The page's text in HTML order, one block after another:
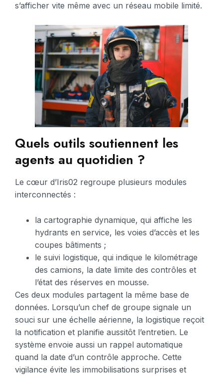
s’afficher vite même avec un réseau mobile limité.
Quels outils soutiennent les
agents au quotidien ?
Le cœur d’Iris02 regroupe plusieurs modules
interconnectés :
la cartographie dynamique, qui affiche les
hydrants en service, les voies d’accès et les
coupes bâtiments ;
le suivi logistique, qui indique le kilométrage
des camions, la date limite des contrôles et
l’état des réserves en mousse.
Ces deux modules partagent la même base de
données. Lorsqu’un chef de groupe signale un
souci sur une échelle aérienne, la logistique reçoit
la notification et planifie aussitôt l’entretien. Le
système envoie aussi un rappel automatique
quand la date d’un contrôle approche. Cette
vigilance évite les immobilisations surprises et